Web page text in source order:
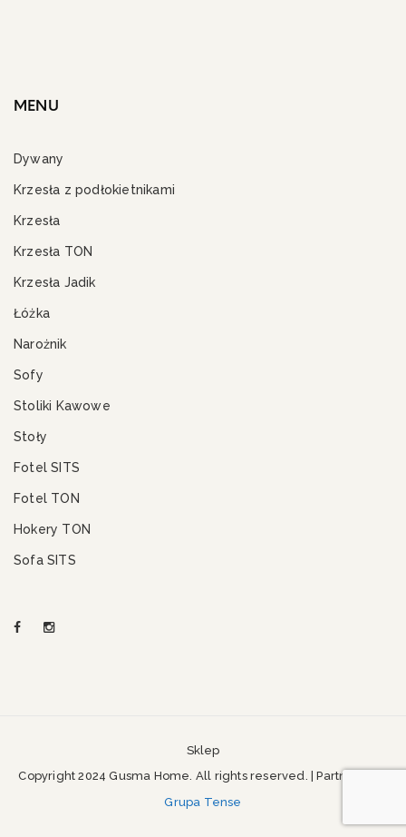
MENU
Dywany
Krzesła z podłokietnikami
Krzesła
Krzesła TON
Krzesła Jadik
Łóżka
Narożnik
Sofy
Stoliki Kawowe
Stoły
Fotel SITS
Fotel TON
Hokery TON
Sofa SITS
Sklep
Copyright 2024 Gusma Home. All rights reserved. | Partner SEO
Grupa Tense